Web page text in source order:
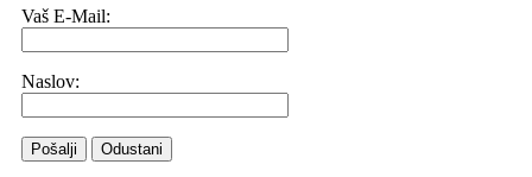
Vaš E-Mail:
Naslov:
Pošalji Odustani